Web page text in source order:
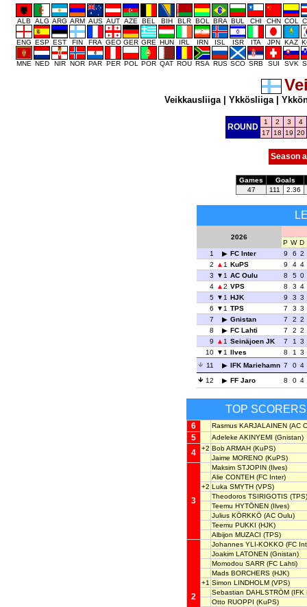
ALB ALG ARG ARM AUS AUT AZE BEL BIH BLR BOL BRA BUL CHI CHN COL
ENG ESP EST FIN FRA GEO GER GRE HUN IRL IRN ISL ISR ITA JPN KAZ
MNE NED NIR NOR PAR PER POL POR QAT ROU RSA RUS SCO SRB SUI SVK
Veikkausliiga| Ykkösliiga|
ROUND
1 2 3
4
17
18 19 20
Season
Games
Goals
47
111 2.36
2026
P W D
1
FC Inter 9 6 2
2
1 KuPS 9 4 4
3
1 AC Oulu 8 5 0
4
2 VPS 8 3 4
5
1 HJK 9 3 3
6
1 TPS 7 3 3
7
Gnistan 7 2 2
8
FC Lahti 7 2 2
9
1 Seinäjoen JK 7 1 3
10
1 Ilves 8 1 3
11
IFK Mariehamn 7 0 4
12
FF Jaro 8 0 4
TOP SCORERS
6 Rasmus KARJALAINEN (AC
5 Adeleke AKINYEMI (Gnistan)
4 +2 Bob ARMAH (KuPS)
Jaime MORENO (KuPS)
3
Maksim STJOPIN (Ilves)
Alie CONTEH (FC Inter)
+2 Luka SMYTH (VPS)
Theodoros TSIRIGOTIS (TPS)
Teemu HYTÖNEN (Ilves)
Julius KÖRKKÖ (AC Oulu)
Teemu PUKKI (HJK)
Albijon MUZACI (TPS)
2
Johannes YLI-KOKKO (FC
Joakim LATONEN (Gnistan)
Momodou SARR (FC Lahti)
Mads BORCHERS (HJK)
+1 Simon LINDHOLM (VPS)
Sebastian DAHLSTRÖM (IFK
Otto RUOPPI (KuPS)